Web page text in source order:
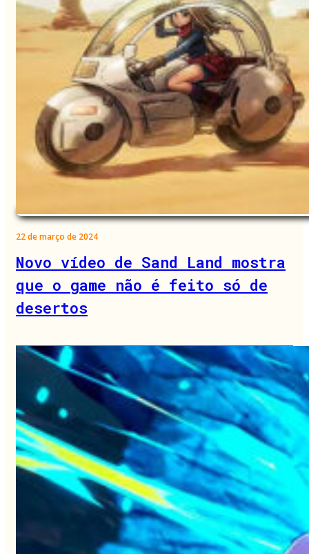
22 de março de 2024
Novo vídeo de Sand Land mostra
que o game não é feito só de
desertos